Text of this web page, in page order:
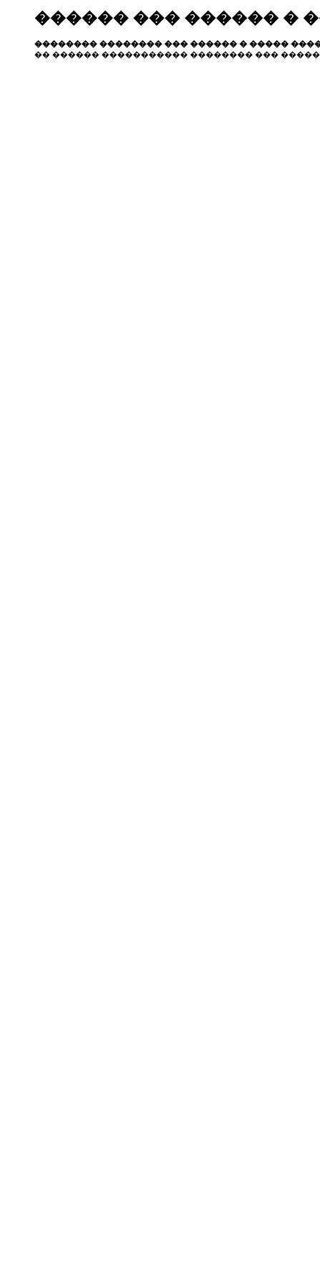
������ ��� ������ �
�������� �������� ��� ������ � �����
�� ������ ����������� �������� ���